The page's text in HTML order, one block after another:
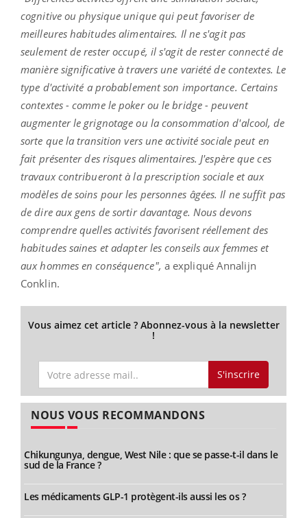
cognitive ou physique unique qui peut favoriser de
meilleures habitudes alimentaires. Il ne s'agit pas
seulement de rester occupé, il s'agit de rester connecté de
manière significative à travers une variété de contextes. Le
type d'activité a probablement son importance. Certains
contextes - comme le poker ou le bridge - peuvent
augmenter le grignotage ou la consommation d'alcool, de
sorte que la transition vers une activité sociale peut en
fait présenter des risques alimentaires. J'espère que ces
travaux contribueront à la prescription sociale et aux
modèles de soins pour les personnes âgées. Il ne suffit pas
de dire aux gens de sortir davantage. Nous devons
comprendre quelles activités favorisent réellement des
habitudes saines et adapter les conseils aux femmes et
aux hommes en conséquence", a expliqué Annalijn
Conklin.
Vous aimez cet article ? Abonnez-vous à la newsletter
!
S'inscrire
NOUS VOUS RECOMMANDONS
Chikungunya, dengue, West Nile : que se passe-t-il dans le
sud de la France ?
Les médicaments GLP-1 protègent-ils aussi les os ?